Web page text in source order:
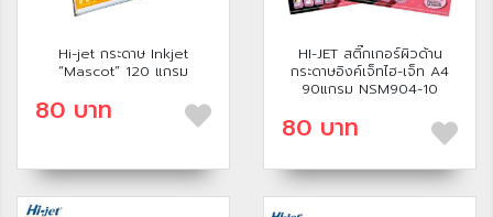
Hi-jet กระดาษ Inkjet
“Mascot” 120 แกรม
80 บาท
HI-JET สติ๊กเกอร์ผิวด้าน
กระดาษอิงค์เจ็ทไฮ-เจ็ท A4
90แกรม NSM904-10
80 บาท